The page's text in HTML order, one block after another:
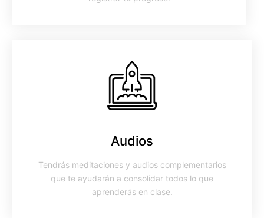
Audios
Tendrás meditaciones y audios complementarios
que te ayudarán a consolidar todos lo que
aprenderás en clase.